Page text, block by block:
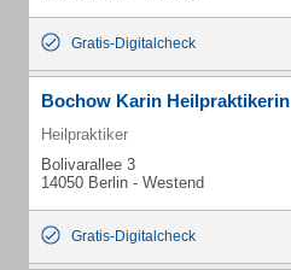
Gratis-Digitalcheck
Bochow Karin Heilpraktikerin
Heilpraktiker
Bolivarallee 3
14050 Berlin - Westend
Gratis-Digitalcheck